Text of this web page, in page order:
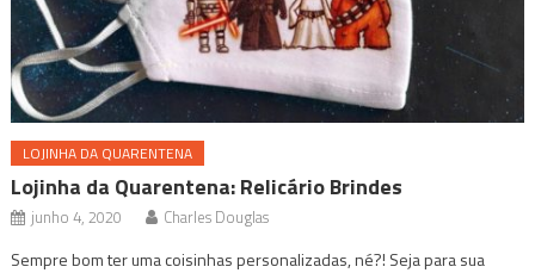
LOJINHA DA QUARENTENA
Lojinha da Quarentena: Relicário Brindes
junho 4, 2020 Charles Douglas
Sempre bom ter uma coisinhas personalizadas, né?! Seja para sua